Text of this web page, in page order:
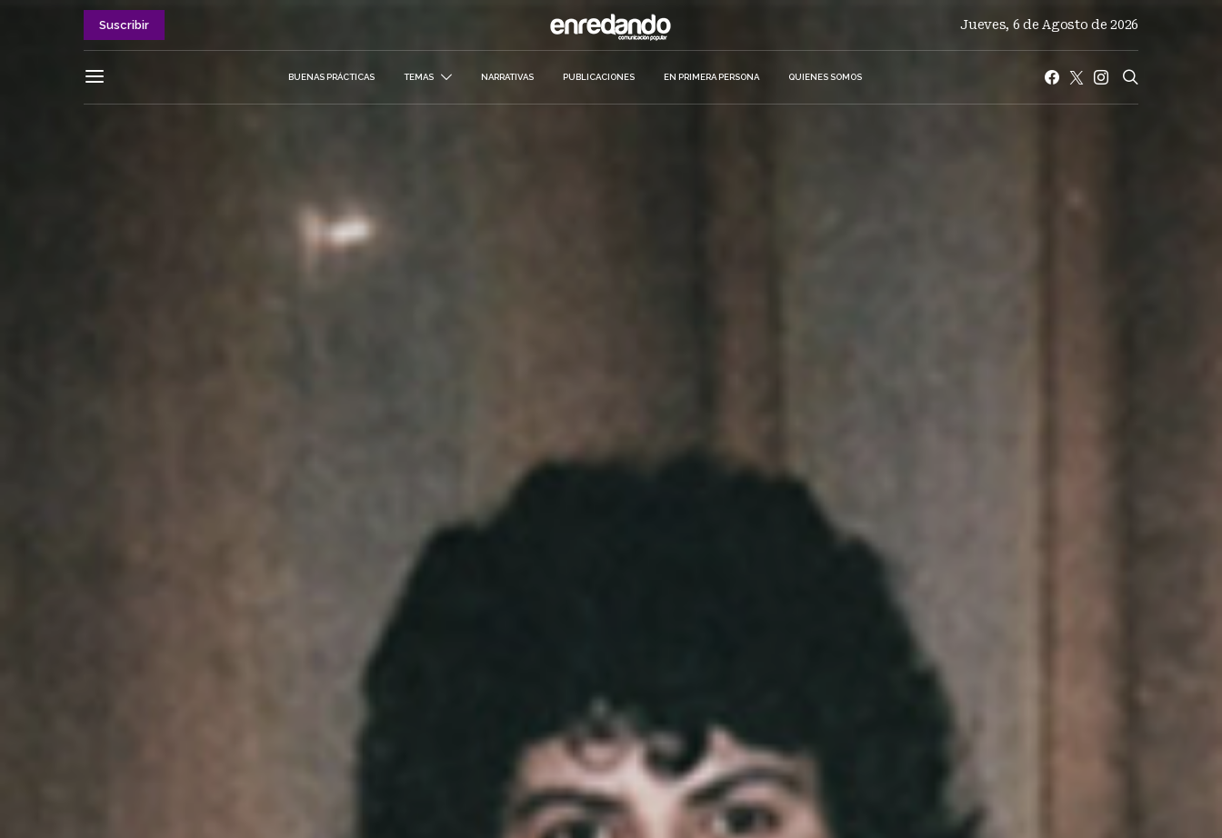
Suscribir Jueves, 6 de Agosto de 2026
BUENAS PRÁCTICAS TEMAS NARRATIVAS PUBLICACIONES EN PRIMERA PERSONA QUIENES SOMOS